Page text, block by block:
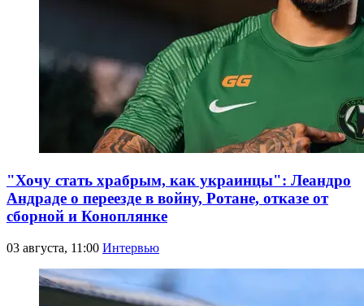
"Хочу стать храбрым, как украинцы": Леандро
Андраде о переезде в войну, Ротане, отказе от
сборной и Коноплянке
03 августа, 11:00 Интервью